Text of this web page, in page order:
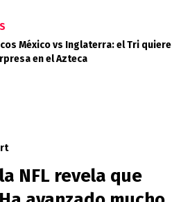
México vs Inglaterra: el Tri quiere
en el Azteca
NFL revela que